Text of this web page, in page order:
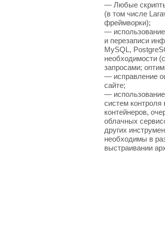
— Любые
(в том числе
фреймворки);
—
и перезаписи
MySQL,
необходимости
запросами;
— исправление
сайте;
—
систем
контейнеров,
облачных
других
необходимы в
выстраивании